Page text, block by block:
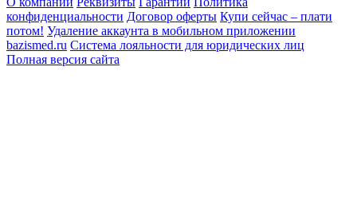
конфиденциальности Договор оферты Купи сейчас – плати
потом! Удаление аккаунта в мобильном приложении
bazismed.ru Система лояльности для юридических лиц
Полная версия сайта